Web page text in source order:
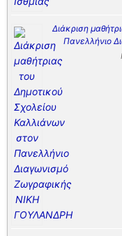
Διάκριση
Πανελλήνιο